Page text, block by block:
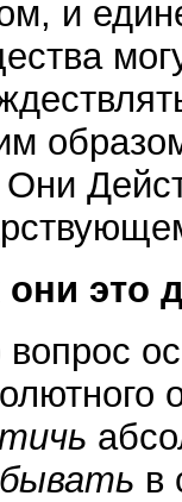
и
Они
они это
вопрос
в